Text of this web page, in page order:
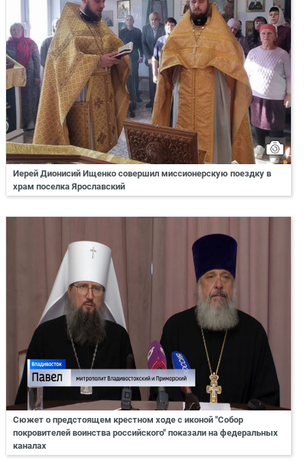
Иерей Дионисий Ищенко совершил миссионерскую поездку в
храм поселка Ярославский
Сюжет о предстоящем крестном ходе с иконой "Собор
покровителей воинства российского" показали на федеральных
каналах